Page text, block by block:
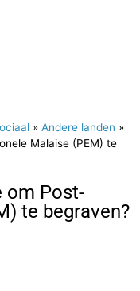
» Andere landen »
Malaise (PEM) te
om Post-
te begraven?